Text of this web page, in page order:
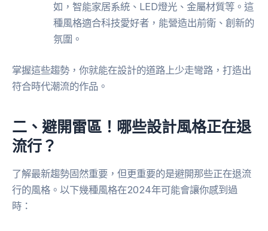
如，智能家居系統、LED燈光、金屬材質等。這
種風格適合科技愛好者，能營造出前衛、創新的
氛圍。
掌握這些趨勢，你就能在設計的道路上少走彎路，打造出
符合時代潮流的作品。
二、避開雷區！哪些設計風格正在退
流行？
了解最新趨勢固然重要，但更重要的是避開那些正在退流
行的風格。以下幾種風格在2024年可能會讓你感到過
時：